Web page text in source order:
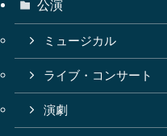
公演
ミュージカル
ライブ・コンサート
演劇